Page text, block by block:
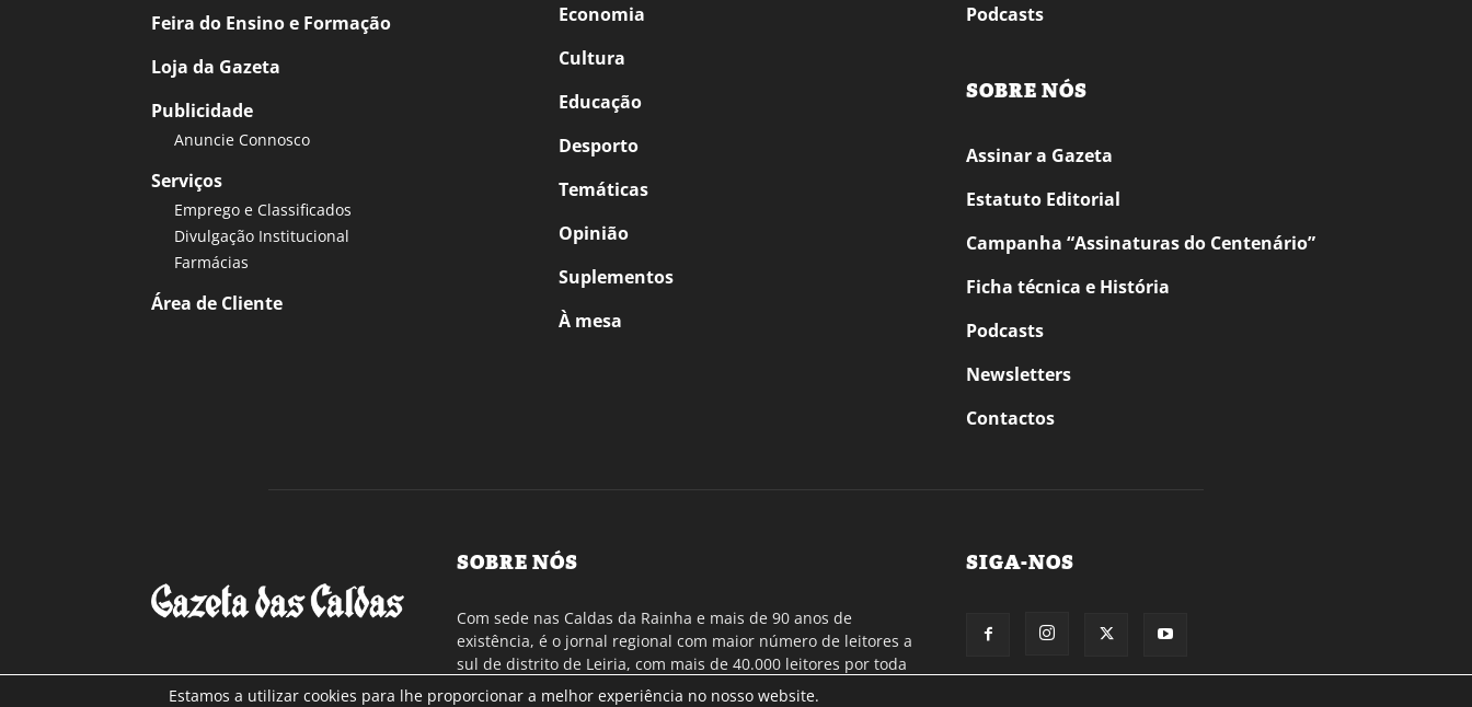
Feira do Ensino e Formação
Loja da Gazeta
Publicidade
Anuncie Connosco
Serviços
Emprego e Classificados
Divulgação Institucional
Farmácias
Área de Cliente
Economia
Cultura
Educação
Desporto
Temáticas
Opinião
Suplementos
À mesa
Podcasts
SOBRE NÓS
Assinar a Gazeta
Estatuto Editorial
Campanha “Assinaturas do Centenário”
Ficha técnica e História
Podcasts
Newsletters
Contactos
SOBRE NÓS
Com sede nas Caldas da Rainha e mais de 90 anos de
existência, é o jornal regional com maior número de leitores a
sul de distrito de Leiria, com mais de 40.000 leitores por toda
a região Oeste. Jornal com distribuição em Portugal
SIGA-NOS
Estamos a utilizar cookies para lhe proporcionar a melhor experiência no nosso website.